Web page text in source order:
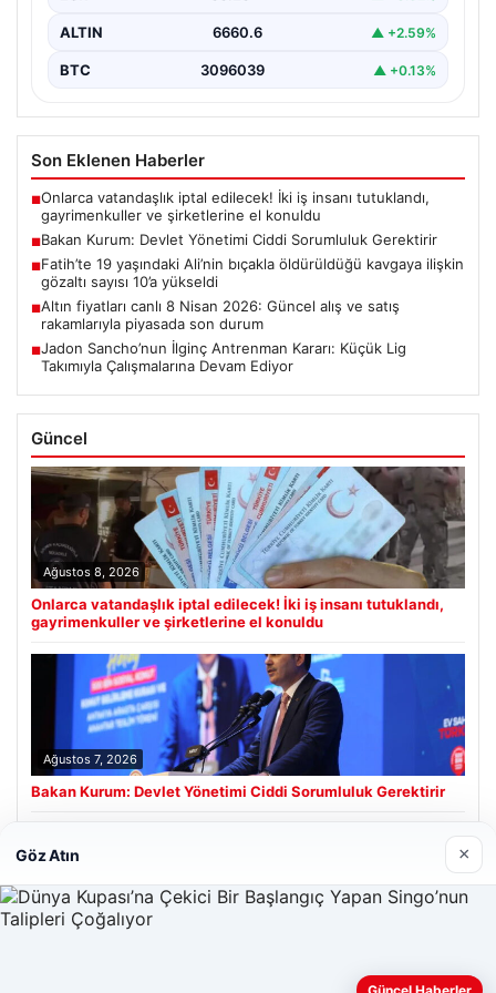
ALTIN 6660.6 ▲ +2.59%
BTC 3096039 ▲ +0.13%
Son Eklenen Haberler
■Onlarca vatandaşlık iptal edilecek! İki iş insanı tutuklandı,
gayrimenkuller ve şirketlerine el konuldu
■Bakan Kurum: Devlet Yönetimi Ciddi Sorumluluk Gerektirir
■Fatih’te 19 yaşındaki Ali’nin bıçakla öldürüldüğü kavgaya ilişkin
gözaltı sayısı 10’a yükseldi
■Altın fiyatları canlı 8 Nisan 2026: Güncel alış ve satış
rakamlarıyla piyasada son durum
■Jadon Sancho’nun İlginç Antrenman Kararı: Küçük Lig
Takımıyla Çalışmalarına Devam Ediyor
Güncel
Ağustos 8, 2026
Onlarca vatandaşlık iptal edilecek! İki iş insanı tutuklandı,
gayrimenkuller ve şirketlerine el konuldu
Ağustos 7, 2026
Bakan Kurum: Devlet Yönetimi Ciddi Sorumluluk Gerektirir
Son Eklenen Firmalar
Prenses Night Club
Göz Atın ×